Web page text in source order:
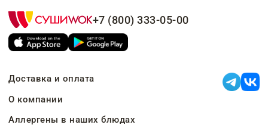
+7 (800) 333-05-00
Доставка и оплата
О компании
Аллергены в наших блюдах